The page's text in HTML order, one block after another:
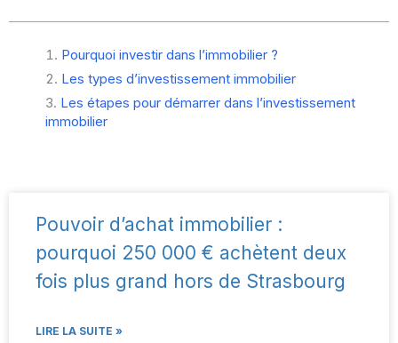
Pourquoi investir dans l’immobilier ?
Les types d’investissement immobilier
Les étapes pour démarrer dans l’investissement
immobilier
Pouvoir d’achat immobilier :
pourquoi 250 000 € achètent deux
fois plus grand hors de Strasbourg
LIRE LA SUITE »